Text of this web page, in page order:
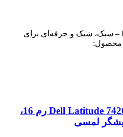
🔥لپ تاپ HP Elite x2 1012 G2 – سبک، شیک و حرفه‌ای برای
محصول:
لپ‌تاپ استوک Dell Latitude 7420 | Core i5 رم 16،